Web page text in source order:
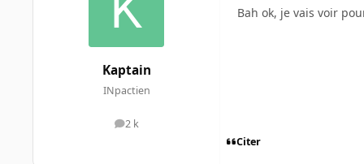
Kaptain
INpactien
2 k
messages
Bah ok, je vais voir
Citer